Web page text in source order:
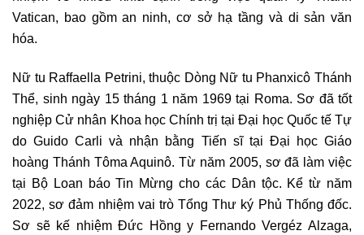
Vatican, bao gồm an ninh, cơ sở hạ tầng và di sản văn
hóa.
Nữ tu Raffaella Petrini, thuộc Dòng Nữ tu Phanxicô Thánh
Thể, sinh ngày 15 tháng 1 năm 1969 tại Roma. Sơ đã tốt
nghiệp Cử nhân Khoa học Chính trị tại Đại học Quốc tế Tự
do Guido Carli và nhận bằng Tiến sĩ tại Đại học Giáo
hoàng Thánh Tôma Aquinô. Từ năm 2005, sơ đã làm việc
tại Bộ Loan báo Tin Mừng cho các Dân tộc. Kể từ năm
2022, sơ đảm nhiệm vai trò Tổng Thư ký Phủ Thống đốc.
Sơ sẽ kế nhiệm Đức Hồng y Fernando Vergéz Alzaga,